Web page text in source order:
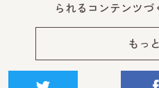
られるコンテンツづ
もっ